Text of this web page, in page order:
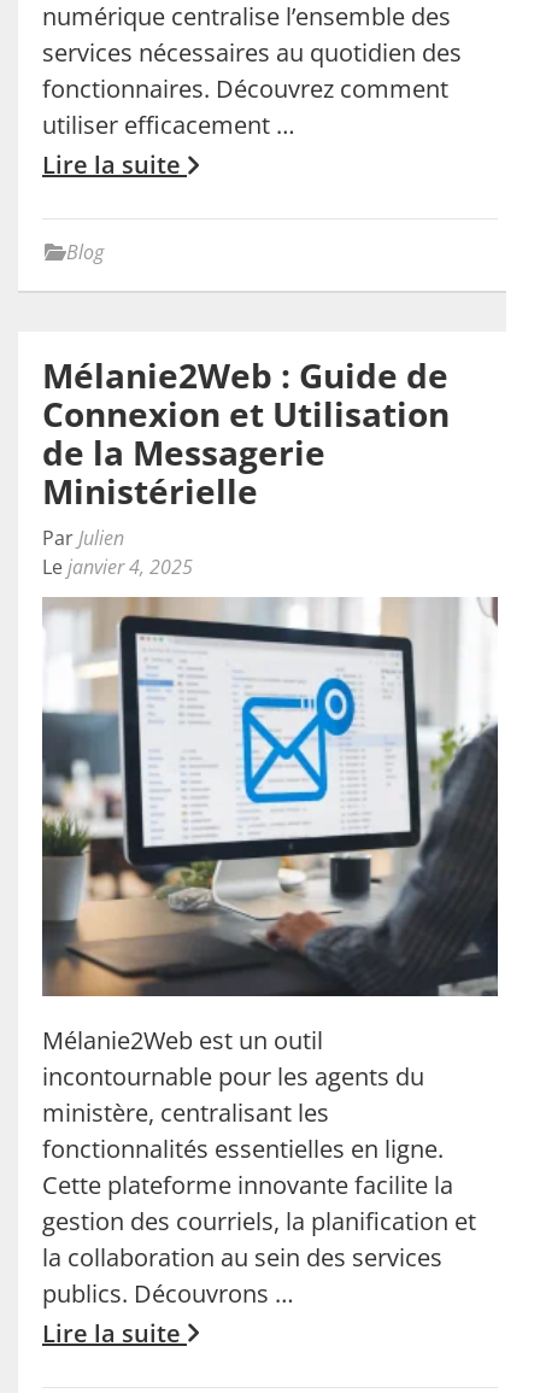
numérique centralise l’ensemble des
services nécessaires au quotidien des
fonctionnaires. Découvrez comment
utiliser efficacement …
Lire la suite
Blog
Mélanie2Web : Guide de
Connexion et Utilisation
de la Messagerie
Ministérielle
ParJulien
Lejanvier 4, 2025
Mélanie2Web est un outil
incontournable pour les agents du
ministère, centralisant les
fonctionnalités essentielles en ligne.
Cette plateforme innovante facilite la
gestion des courriels, la planification et
la collaboration au sein des services
publics. Découvrons …
Lire la suite